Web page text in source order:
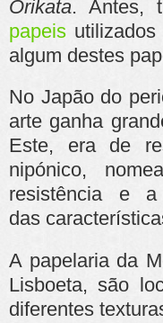
Orikata. Antes,
papeis
algum destes
No Japão do
arte ganha
Este, era de
nipónico,
resistência e
das
A papelaria da
Lisboeta, são
diferentes